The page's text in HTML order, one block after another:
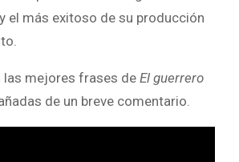
el más exitoso de su producción
las mejores frases de El guerrero
de un breve comentario.